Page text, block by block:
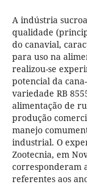
A indústria
qualidade
do canavial,
para uso na
realizou-se
potencial da
variedade RB
alimentação de
produção
manejo
industrial. O
Zootecnia, em
corresponderam
referentes aos